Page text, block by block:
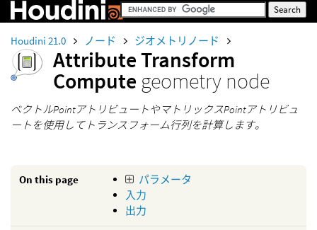
Houdini 21.0 ノード ジオメトリノード
Attribute Transform
Compute geometry node
ベクトルPointアトリビュートやマトリックスPointアトリビュ
ートを使用してトランスフォーム行列を計算します。
On this page
パラメータ
入力
出力